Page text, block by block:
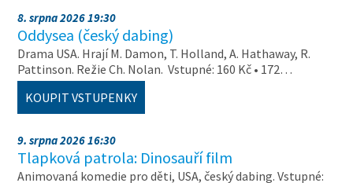
8. srpna 2026 19:30
Oddysea (český dabing)
Drama USA. Hrají M. Damon, T. Holland, A. Hathaway, R.
Pattinson. Režie Ch. Nolan. Vstupné: 160 Kč • 172…
KOUPIT VSTUPENKY
9. srpna 2026 16:30
Tlapková patrola: Dinosauří film
Animovaná komedie pro děti, USA, český dabing. Vstupné: